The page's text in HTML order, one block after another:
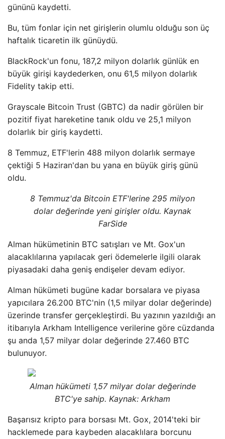
gününü kaydetti.
Bu, tüm fonlar için net girişlerin olumlu olduğu son üç
haftalık ticaretin ilk günüydü.
BlackRock'un fonu, 187,2 milyon dolarlık günlük en
büyük girişi kaydederken, onu 61,5 milyon dolarlık
Fidelity takip etti.
Grayscale Bitcoin Trust (GBTC) da nadir görülen bir
pozitif fiyat hareketine tanık oldu ve 25,1 milyon
dolarlık bir giriş kaydetti.
8 Temmuz, ETF'lerin 488 milyon dolarlık sermaye
çektiği 5 Haziran'dan bu yana en büyük giriş günü
oldu.
8 Temmuz'da Bitcoin ETF'lerine 295 milyon
dolar değerinde yeni girişler oldu. Kaynak
FarSide
Alman hükümetinin BTC satışları ve Mt. Gox'un
alacaklılarına yapılacak geri ödemelerle ilgili olarak
piyasadaki daha geniş endişeler devam ediyor.
Alman hükümeti bugüne kadar borsalara ve piyasa
yapıcılara 26.200 BTC'nin (1,5 milyar dolar değerinde)
üzerinde transfer gerçekleştirdi. Bu yazının yazıldığı an
itibarıyla Arkham Intelligence verilerine göre cüzdanda
şu anda 1,57 milyar dolar değerinde 27.460 BTC
bulunuyor.
Alman hükümeti 1,57 milyar dolar değerinde
BTC'ye sahip. Kaynak: Arkham
Başarısız kripto para borsası Mt. Gox, 2014'teki bir
hacklemede para kaybeden alacaklılara borcunu